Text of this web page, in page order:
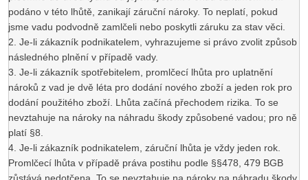
podáno v této lhůtě, zanikají záruční nároky. To neplatí, pokud
jsme vadu podvodně zamlčeli nebo poskytli záruku za stav věci.
2. Je-li zákazník podnikatelem, vyhrazujeme si právo zvolit způsob
následného plnění v případě vady.
3. Je-li zákazník spotřebitelem, promlčecí lhůta pro uplatnění
nároků z vad je dvě léta pro dodání nového zboží a jeden rok pro
dodání použitého zboží. Lhůta začíná přechodem rizika. To se
nevztahuje na nároky na náhradu škody způsobené vadou; pro ně
platí §8.
4. Je-li zákazník podnikatelem, záruční lhůta je vždy jeden rok.
Promlčecí lhůta v případě práva postihu podle §§478, 479 BGB
zůstává nedotčena. To se nevztahuje na nároky na náhradu škody